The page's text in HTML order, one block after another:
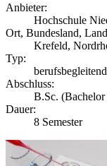
Anbieter:
Hochschule
Ort, Bundesland,
Krefeld,
Typ:
berufsbegleitend
Abschluss:
B.Sc.
Dauer:
8 Semester